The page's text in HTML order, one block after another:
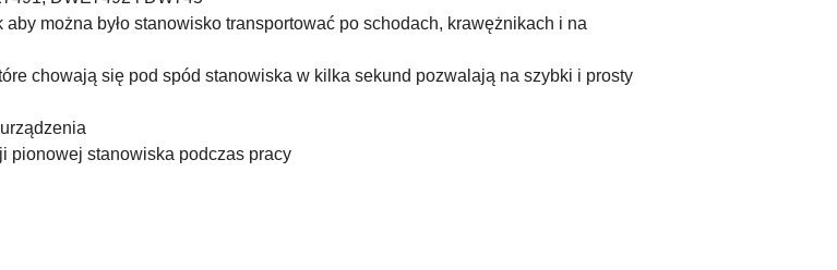
aby można było stanowisko transportować po schodach, krawężnikach i na
chowają się pod spód stanowiska w kilka sekund pozwalają na szybki i prosty
pionowej stanowiska podczas pracy